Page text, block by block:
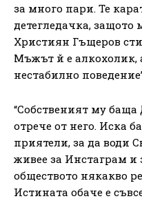
за много пари. Те
детегледачка,
Християн Гъщеров
Мъжът й е алкохолик,
нестабилно
“Собственият му
отрече от него. Иска
приятели, за да води
живее за Инстаграм и
обществото някакво
Истината обаче е